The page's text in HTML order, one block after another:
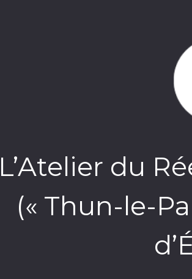
L’Atelier du
(« Thun-le-